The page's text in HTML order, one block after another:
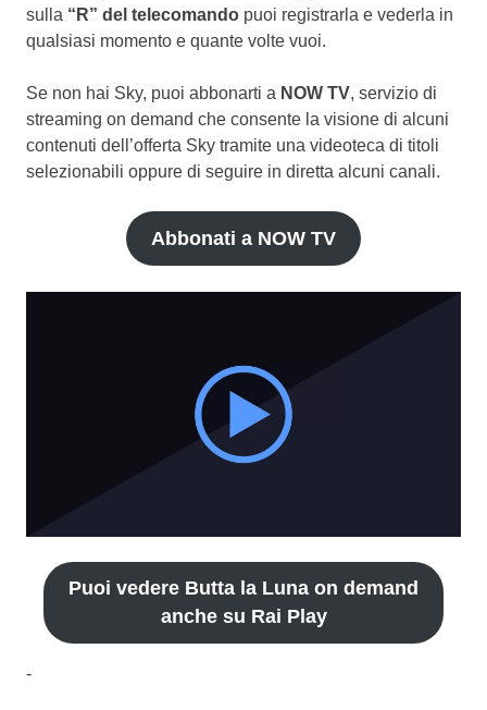
sulla “R” del telecomando puoi registrarla e vederla in
qualsiasi momento e quante volte vuoi.
Se non hai Sky, puoi abbonarti a NOW TV, servizio di
streaming on demand che consente la visione di alcuni
contenuti dell’offerta Sky tramite una videoteca di titoli
selezionabili oppure di seguire in diretta alcuni canali.
Abbonati a NOW TV
Puoi vedere Butta la Luna on demand
anche su Rai Play
-